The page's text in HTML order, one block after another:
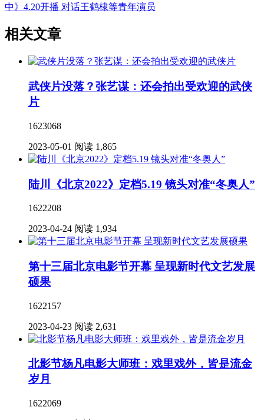
中》4.20开播 对话王鹤棣等青年演员
相关文章
武侠片没落？张艺谋：还会拍出受欢迎的武侠
片
1623068
2023-05-01 阅读 1,865
陆川《北京2022》定档5.19 镜头对准“冬奥人”
1622208
2023-04-24 阅读 1,934
第十三届北京电影节开幕 呈现新时代文艺发展
硕果
1622157
2023-04-23 阅读 2,631
北影节杨凡电影大师班：戏里戏外，皆是流金
岁月
1622069